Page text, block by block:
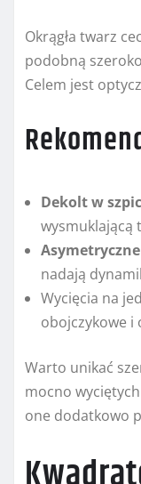
Okrągła twarz
podobną
Celem jest
Dekolt w szpic
wysmuklającą
nadają
Wycięcia na
obojczykowe i
Warto unikać
mocno
one dodatkowo